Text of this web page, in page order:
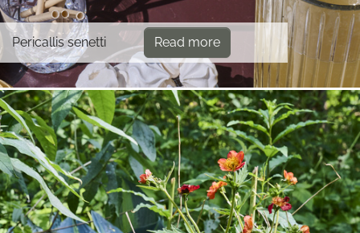
Pericallis senetti Read more